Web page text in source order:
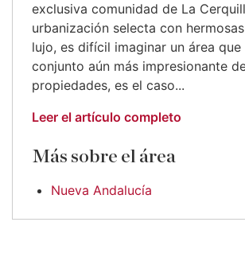
exclusiva comunidad de La
urbanización selecta con
lujo, es difícil imaginar un área que
conjunto aún más impresionante
propiedades, es el caso...
Leer el artículo completo
Más sobre el área
Nueva Andalucía